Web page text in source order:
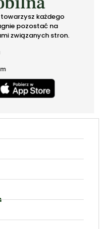
każdego
pozostać na
związanych stron.